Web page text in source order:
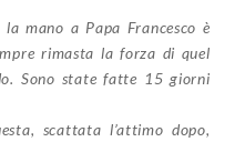
mano a Papa Francesco è
rimasta la forza di quel
Sono state fatte 15 giorni
scattata l’attimo dopo,